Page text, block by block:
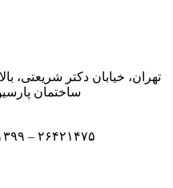
تهران، خیابان دکتر شریعتی،
ساختمان
۲۶۴۲۱۳۹۵ –